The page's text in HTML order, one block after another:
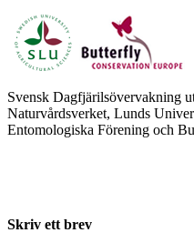
Svensk Dagfjärilsövervakning
Naturvårdsverket, Lunds
Entomologiska Förening och
Skriv ett brev